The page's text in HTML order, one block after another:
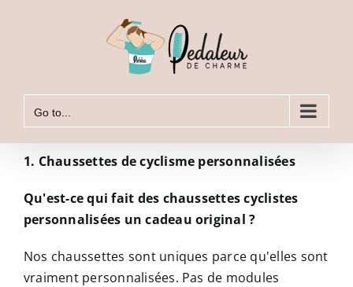
Go to...
1. Chaussettes de cyclisme personnalisées
Qu'est-ce qui fait des chaussettes cyclistes
personnalisées un cadeau original ?
Nos chaussettes sont uniques parce qu'elles sont
vraiment personnalisées. Pas de modules